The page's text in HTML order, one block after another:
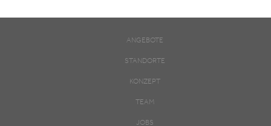
ANGEBOTE
STANDORTE
KONZEPT
TEAM
JOBS